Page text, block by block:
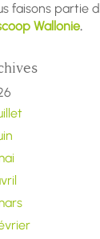
faisons partie
Wallonie.